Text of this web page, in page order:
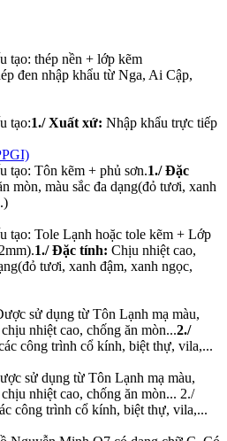
tạo: thép nền + lớp kẽm
đen nhập khẩu từ Nga, Ai Cập,
tạo:1./ Xuất xứ: Nhập khẩu trực tiếp
tạo: Tôn kẽm + phủ sơn.1./ Đặc
mòn, màu sắc đa dạng(đỏ tươi, xanh
tạo: Tole Lạnh hoặc tole kẽm + Lớp
1./ Đặc tính: Chịu nhiệt cao,
tươi, xanh đậm, xanh ngọc,
sử dụng từ Tôn Lạnh mạ màu,
nhiệt cao, chống ăn mòn...2./
công trình cổ kính, biệt thự, vila,...
sử dụng từ Tôn Lạnh mạ màu,
nhiệt cao, chống ăn mòn... 2./
công trình cổ kính, biệt thự, vila,...